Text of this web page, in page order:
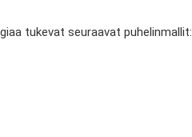
tukevat seuraavat puhelinmallit: